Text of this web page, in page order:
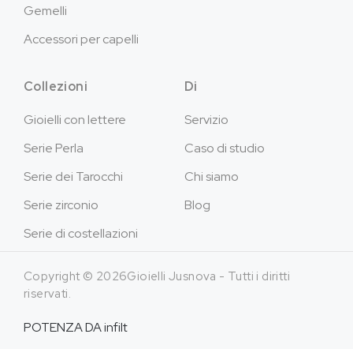
Gemelli
Accessori per capelli
Collezioni
Gioielli con lettere
Serie Perla
Serie dei Tarocchi
Serie zirconio
Serie di costellazioni
Di
Servizio
Caso di studio
Chi siamo
Blog
Copyright © 2026Gioielli Jusnova - Tutti i diritti
riservati.
POTENZA DAinfilt